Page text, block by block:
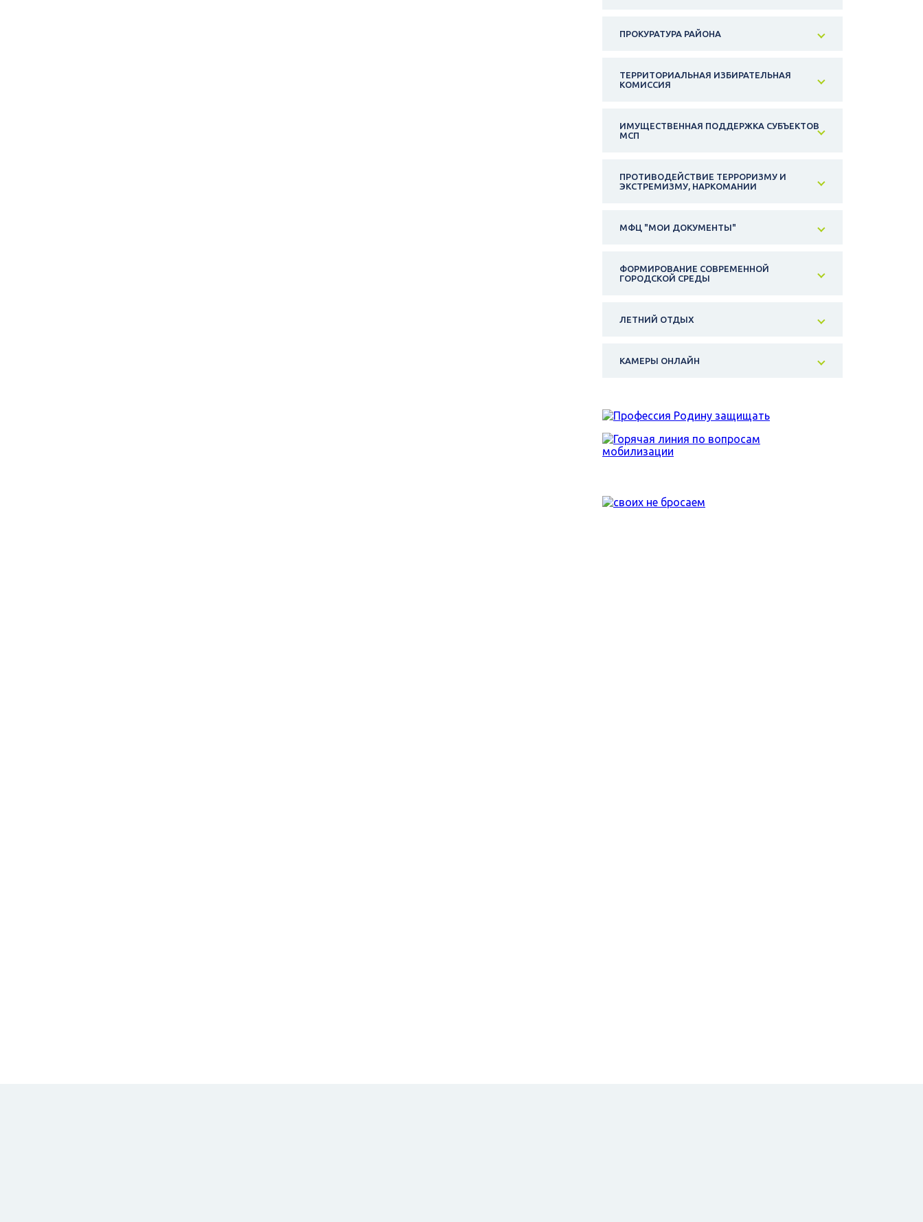
ПРОКУРАТУРА РАЙОНА
ТЕРРИТОРИАЛЬНАЯ ИЗБИРАТЕЛЬНАЯ
КОМИССИЯ
ИМУЩЕСТВЕННАЯ ПОДДЕРЖКА СУБЪЕКТОВ
МСП
ПРОТИВОДЕЙСТВИЕ ТЕРРОРИЗМУ И
ЭКСТРЕМИЗМУ, НАРКОМАНИИ
МФЦ "МОИ ДОКУМЕНТЫ"
ФОРМИРОВАНИЕ СОВРЕМЕННОЙ
ГОРОДСКОЙ СРЕДЫ
ЛЕТНИЙ ОТДЫХ
КАМЕРЫ ОНЛАЙН